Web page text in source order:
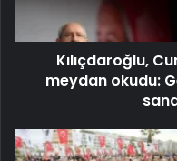
Kılıçdaroğlu,
meydan okudu: